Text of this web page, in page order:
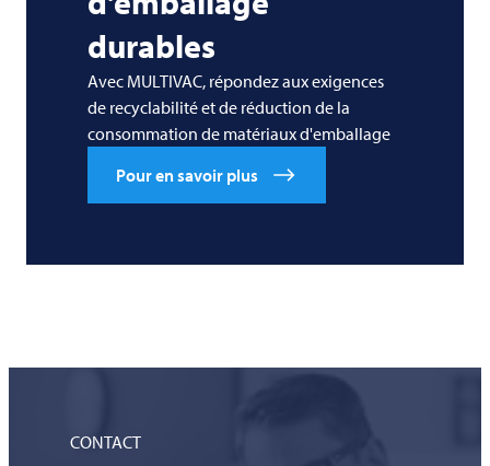
durables
Avec MULTIVAC, répondez aux exigences
de recyclabilité et de réduction de la
consommation de matériaux d'emballage
Pour en savoir plus
CONTACT